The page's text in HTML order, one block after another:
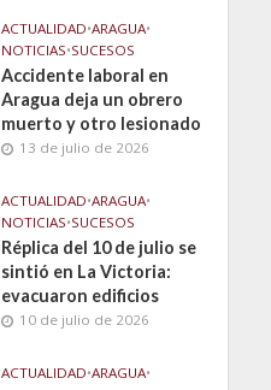
ACTUALIDAD•ARAGUA•
NOTICIAS•SUCESOS
Accidente laboral en
Aragua deja un obrero
muerto y otro lesionado
13 de julio de 2026
ACTUALIDAD•ARAGUA•
NOTICIAS•SUCESOS
Réplica del 10 de julio se
sintió en La Victoria:
evacuaron edificios
10 de julio de 2026
ACTUALIDAD•ARAGUA•